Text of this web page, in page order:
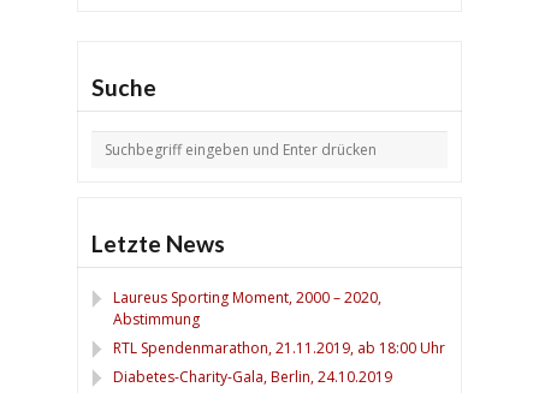
Suche
Letzte News
Laureus Sporting Moment, 2000 – 2020,
Abstimmung
RTL Spendenmarathon, 21.11.2019, ab 18:00 Uhr
Diabetes-Charity-Gala, Berlin, 24.10.2019